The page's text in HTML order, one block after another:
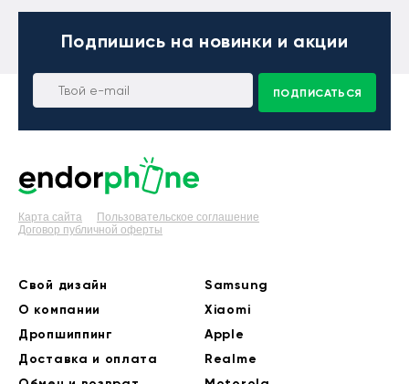
Подпишись на новинки и акции
ПОДПИСАТЬСЯ
Карта сайта
Пользовательское соглашение
Договор публичной оферты
Свой дизайн
О компании
Дропшиппинг
Доставка и оплата
Samsung
Xiaomi
Apple
Realme